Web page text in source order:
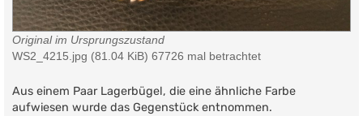
Original im Ursprungszustand
WS2_4215.jpg (81.04 KiB) 67726 mal betrachtet
Aus einem Paar Lagerbügel, die eine ähnliche Farbe
aufwiesen wurde das Gegenstück entnommen.